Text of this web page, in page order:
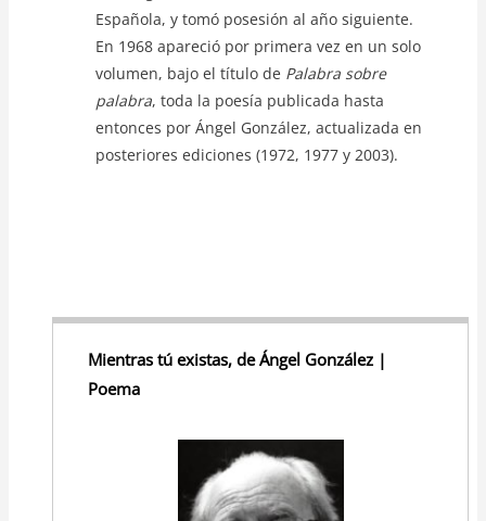
Española, y tomó posesión al año siguiente.
En 1968 apareció por primera vez en un solo
volumen, bajo el título de Palabra sobre
palabra, toda la poesía publicada hasta
entonces por Ángel González, actualizada en
posteriores ediciones (1972, 1977 y 2003).
Mientras tú existas, de Ángel González |
Poema